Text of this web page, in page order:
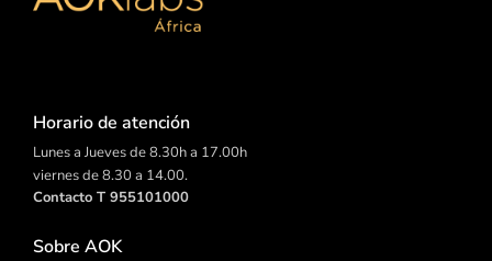
Horario de atención
Lunes a Jueves de 8.30h a 17.00h
viernes de 8.30 a 14.00.
Contacto T 955101000
Sobre AOK